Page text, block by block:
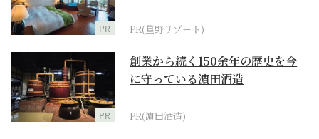
PR PR(星野リゾート)
PR
創業から続く150余年の歴史を今
に守っている濵田酒造
PR(濵田酒造)